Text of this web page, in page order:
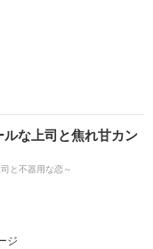
品の長さについて
な上司と焦れ甘カン
と不器用な恋～
ジ